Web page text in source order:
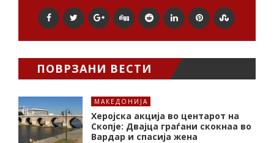
ПОВРЗАНИ ВЕСТИ
МАКЕДОНИЈА
Херојска акција во центарот на
Скопје: Двајца граѓани скокнаа во
Вардар и спасија жена